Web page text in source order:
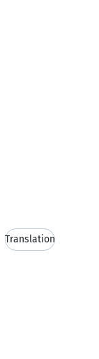
Translation